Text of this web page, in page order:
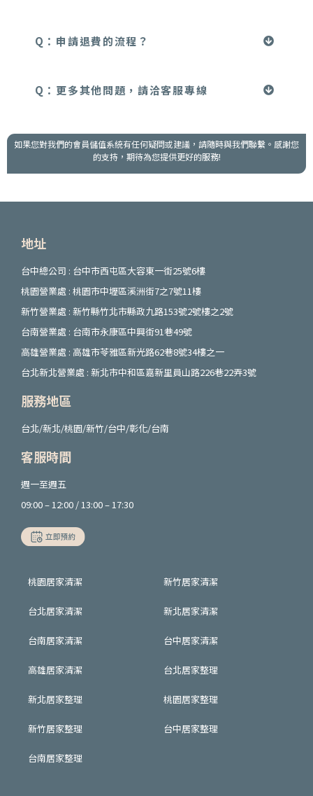
Q：申請退費的流程？
Q：更多其他問題，請洽客服專線
如果您對我們的會員儲值系統有任何疑問或建議，請隨時與我們聯繫。感謝您
的支持，期待為您提供更好的服務!
地址
台中總公司 : 台中市西屯區大容東一街25號6樓
桃園營業處 : 桃園市中壢區溪洲街7之7號11樓
新竹營業處 : 新竹縣竹北市縣政九路153號2號樓之2號
台南營業處 : 台南市永康區中興街91巷49號
高雄營業處 : 高雄市苓雅區新光路62巷8號34樓之一
台北新北營業處 : 新北市中和區嘉新里員山路226巷22弄3號
服務地區
台北/新北/桃園/新竹/台中/彰化/台南
客服時間
週一至週五
09:00 – 12:00 / 13:00 – 17:30
桃園居家清潔 新竹居家清潔
台北居家清潔 新北居家清潔
台南居家清潔 台中居家清潔
高雄居家清潔 台北居家整理
新北居家整理 桃園居家整理
新竹居家整理 台中居家整理
台南居家整理